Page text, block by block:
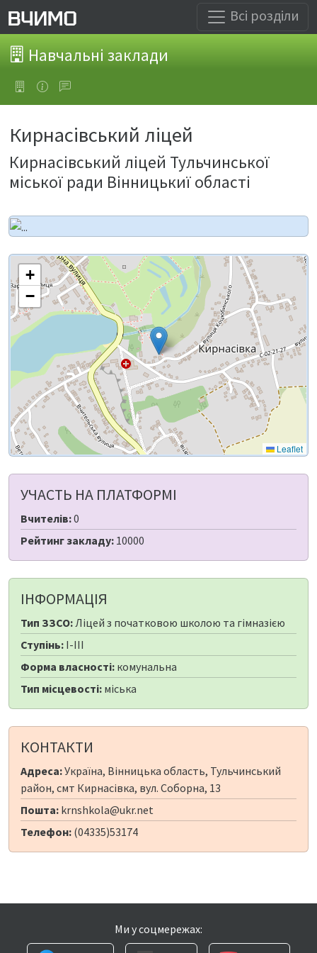
Всі розділи
Навчальні заклади
Кирнасівський ліцей
Кирнасівський ліцей Тульчинської
міської ради Вінницькиї області
+
−
Leaflet
УЧАСТЬ НА ПЛАТФОРМІ
Вчителів:0
Рейтинг закладу: 10000
ІНФОРМАЦІЯ
Тип ЗЗСО:Ліцей з початковою школою та гімназією
Ступінь: I-III
Форма власності: комунальна
Тип місцевості: міська
КОНТАКТИ
Адреса:Україна, Вінницька область, Тульчинський
район, смт Кирнасівка, вул. Соборна, 13
Пошта: krnshkola@ukr.net
Телефон: (04335)53174
Ми у соцмережах: